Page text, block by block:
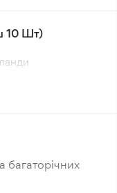
міститься 10
яскравий
10 Шт)